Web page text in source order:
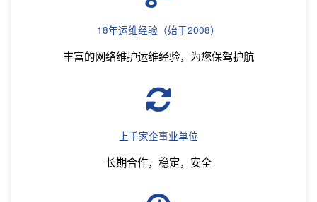
18年运维经验（始于2008）
丰富的网络维护运维经验，为您保驾护航
上千家企事业单位
长期合作，稳定，安全